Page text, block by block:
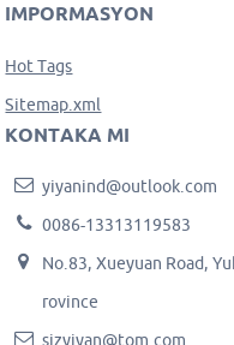
IMPORMASYON
Hot Tags
Sitemap.xml
KONTAKA MI
yiyanind@outlook.com
0086-13313119583
No.83, Xueyuan Road,
rovince
sjzyiyan@tom.com